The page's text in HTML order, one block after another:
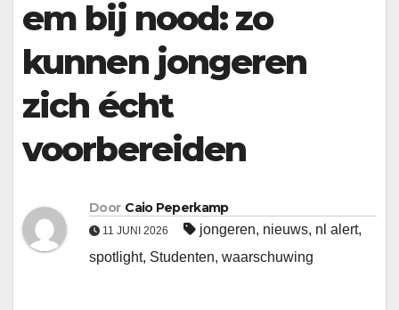
em bij nood: zo
kunnen jongeren
zich écht
voorbereiden
Door Caio Peperkamp
11 JUNI 2026 jongeren, nieuws, nl alert,
spotlight, Studenten, waarschuwing